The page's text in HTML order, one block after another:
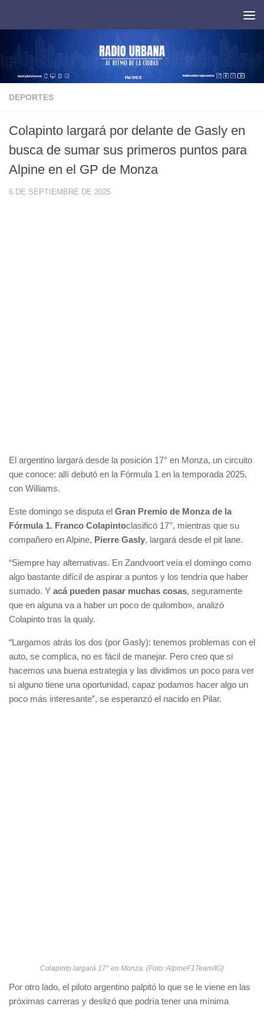
DEPORTES
Colapinto largará por delante de Gasly en
busca de sumar sus primeros puntos para
Alpine en el GP de Monza
6 DE SEPTIEMBRE DE 2025
El argentino largará desde la posición 17° en Monza, un circuito
que conoce: allí debutó en la Fórmula 1 en la temporada 2025,
con Williams.
Este domingo se disputa el Gran Premio de Monza de la
Fórmula 1. Franco Colapintoclasificó 17°, mientras que su
compañero en Alpine, Pierre Gasly, largará desde el pit lane.
“Siempre hay alternativas. En Zandvoort veía el domingo como
algo bastante difícil de aspirar a puntos y los tendría que haber
sumado. Y acá pueden pasar muchas cosas, seguramente
que en alguna va a haber un poco de quilombo», analizó
Colapinto tras la qualy.
“Largamos atrás los dos (por Gasly): tenemos problemas con el
auto, se complica, no es fácil de manejar. Pero creo que si
hacemos una buena estrategia y las dividimos un poco para ver
si alguno tiene una oportunidad, capaz podamos hacer algo un
poco más interesante”, se esperanzó el nacido en Pilar.
Colapinto largará 17° en Monza. (Foto: AlpineF1Team/IG)
Por otro lado, el piloto argentino palpitó lo que se le viene en las
próximas carreras y deslizó que podría tener una mínima